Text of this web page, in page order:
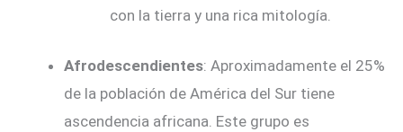
con la tierra y una rica mitología.
Afrodescendientes: Aproximadamente el 25%
de la población de América del Sur tiene
ascendencia africana. Este grupo es